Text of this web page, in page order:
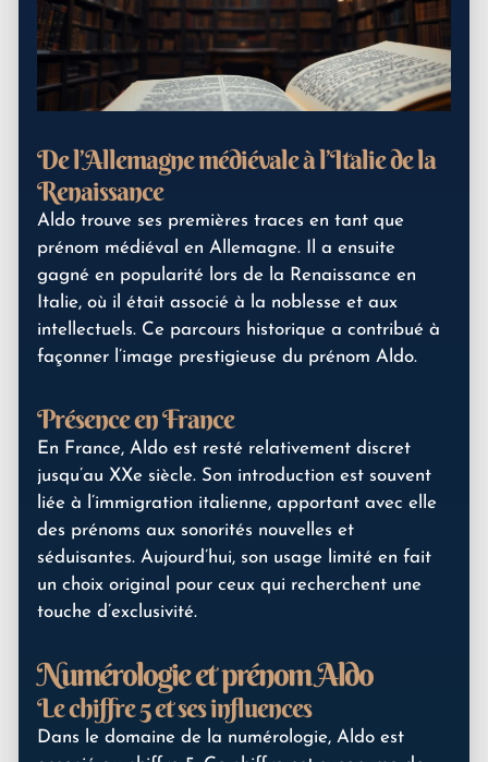
De l’Allemagne médiévale à l’Italie de la
Renaissance
Aldo trouve ses premières traces en tant que
prénom médiéval en Allemagne. Il a ensuite
gagné en popularité lors de la Renaissance en
Italie, où il était associé à la noblesse et aux
intellectuels. Ce parcours historique a contribué à
façonner l’image prestigieuse du prénom Aldo.
Présence en France
En France, Aldo est resté relativement discret
jusqu’au XXe siècle. Son introduction est souvent
liée à l’immigration italienne, apportant avec elle
des prénoms aux sonorités nouvelles et
séduisantes. Aujourd’hui, son usage limité en fait
un choix original pour ceux qui recherchent une
touche d’exclusivité.
Numérologie et prénom Aldo
Le chiffre 5 et ses influences
Dans le domaine de la numérologie, Aldo est